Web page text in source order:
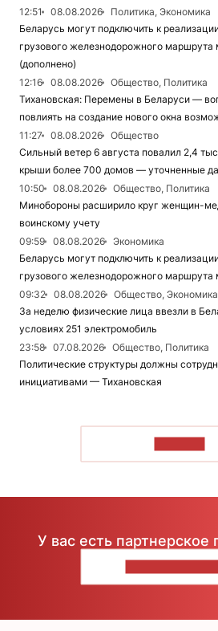
12:51
08.08.2026
Политика, Экономика
Беларусь могут подключить к
грузового железнодорожного
(дополнено)
12:16
08.08.2026
Общество, Политика
Тихановская: Перемены в Беларуси —
повлиять на создание нового окна
11:27
08.08.2026
Общество
Сильный ветер 6 августа повалил 2,4
крыши более 700 домов — уточненные
10:50
08.08.2026
Общество, Политика
Минобороны расширило круг женщин-
воинскому учету
09:59
08.08.2026
Экономика
Беларусь могут подключить к
грузового железнодорожного
09:32
08.08.2026
Общество, Экономика
За неделю физические лица ввезли в
условиях 251 электромобиль
23:58
07.08.2026
Общество, Политика
Политические структуры должны
инициативами — Тихановская
У вас есть